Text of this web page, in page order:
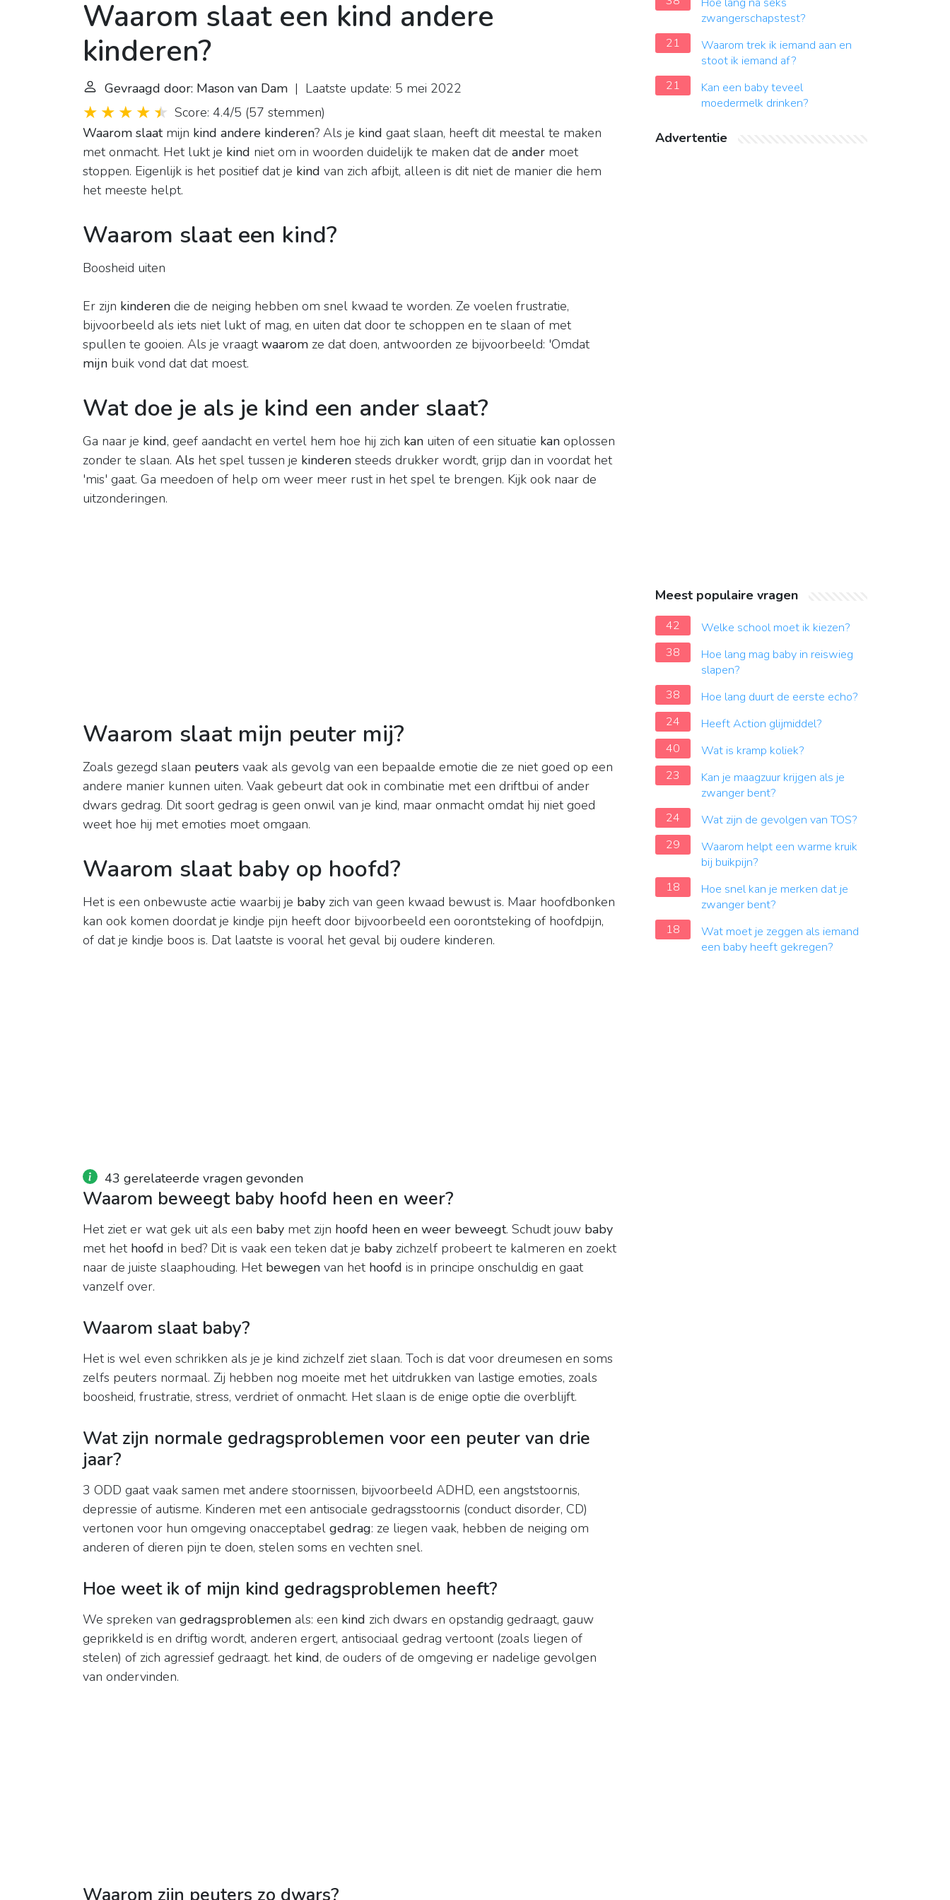
Waarom slaat een kind andere
kinderen?
Gevraagd door: Mason van Dam | Laatste update: 5 mei 2022
Score: 4.4/5 (57 stemmen)
Waarom slaatmijn kind andere kinderen? Als je kind gaat slaan, heeft dit meestal te maken
met onmacht. Het lukt je kind niet om in woorden duidelijk te maken dat de ander moet
stoppen. Eigenlijk is het positief dat je kind van zich afbijt, alleen is dit niet de manier die hem
het meeste helpt.
Waarom slaat een kind?
Boosheid uiten
Er zijn kinderen die de neiging hebben om snel kwaad te worden. Ze voelen frustratie,
bijvoorbeeld als iets niet lukt of mag, en uiten dat door te schoppen en te slaan of met
spullen te gooien. Als je vraagtwaarom ze dat doen, antwoorden ze bijvoorbeeld: 'Omdat
mijn buik vond dat dat moest.
Wat doe je als je kind een ander slaat?
Ga naar je kind, geef aandacht en vertel hem hoe hij zich kan uiten of een situatie kan oplossen
zonder te slaan. Als het spel tussen je kinderen steeds drukker wordt, grijp dan in voordat het
'mis' gaat. Ga meedoen of help om weer meer rust in het spel te brengen. Kijk ook naar de
uitzonderingen.
Waarom slaat mijn peuter mij?
Zoals gezegd slaan peuters vaak als gevolg van een bepaalde emotie die ze niet goed op een
andere manier kunnen uiten. Vaak gebeurt dat ook in combinatie met een driftbui of ander
dwars gedrag. Dit soort gedrag is geen onwil van je kind, maar onmacht omdat hij niet goed
weet hoe hij met emoties moet omgaan.
Waarom slaat baby op hoofd?
Het is een onbewuste actie waarbij je baby zich van geen kwaad bewust is. Maar hoofdbonken
kan ook komen doordat je kindje pijn heeft door bijvoorbeeld een oorontsteking of hoofdpijn,
of dat je kindje boos is. Dat laatste is vooral het geval bij oudere kinderen.
43 gerelateerde vragen gevonden
Waarom beweegt baby hoofd heen en weer?
Het ziet er wat gek uit als een baby met zijn hoofd heen en weer beweegt. Schudt jouw baby
met het hoofd in bed? Dit is vaak een teken dat je baby zichzelf probeert te kalmeren en zoekt
naar de juiste slaaphouding. Het bewegen van het hoofd is in principe onschuldig en gaat
vanzelf over.
Waarom slaat baby?
Het is wel even schrikken als je je kind zichzelf ziet slaan. Toch is dat voor dreumesen en soms
zelfs peuters normaal. Zij hebben nog moeite met het uitdrukken van lastige emoties, zoals
boosheid, frustratie, stress, verdriet of onmacht. Het slaan is de enige optie die overblijft.
Wat zijn normale gedragsproblemen voor een peuter van drie
jaar?
3 ODD gaat vaak samen met andere stoornissen, bijvoorbeeld ADHD, een angststoornis,
depressie of autisme. Kinderen met een antisociale gedragsstoornis (conduct disorder, CD)
vertonen voor hun omgeving onacceptabel gedrag: ze liegen vaak, hebben de neiging om
anderen of dieren pijn te doen, stelen soms en vechten snel.
Hoe weet ik of mijn kind gedragsproblemen heeft?
We spreken van gedragsproblemen als: een kind zich dwars en opstandig gedraagt, gauw
geprikkeld is en driftig wordt, anderen ergert, antisociaal gedrag vertoont (zoals liegen of
stelen) of zich agressief gedraagt. het kind, de ouders of de omgeving er nadelige gevolgen
van ondervinden.
zwangerschapstest?
21
Waarom trek ik iemand aan en
stoot ik iemand af?
21
Kan een baby teveel
moedermelk drinken?
Advertentie
Meest populaire vragen
42
Welke school moet ik kiezen?
38
Hoe lang mag baby in reiswieg
slapen?
38
Hoe lang duurt de eerste echo?
24
Heeft Action glijmiddel?
40
Wat is kramp koliek?
23
Kan je maagzuur krijgen als je
zwanger bent?
24
Wat zijn de gevolgen van TOS?
29
Waarom helpt een warme kruik
bij buikpijn?
18
Hoe snel kan je merken dat je
zwanger bent?
18
Wat moet je zeggen als iemand
een baby heeft gekregen?